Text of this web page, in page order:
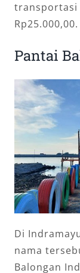
transportasi
Rp25.000,00.
Pantai
Di
nama
Balongan